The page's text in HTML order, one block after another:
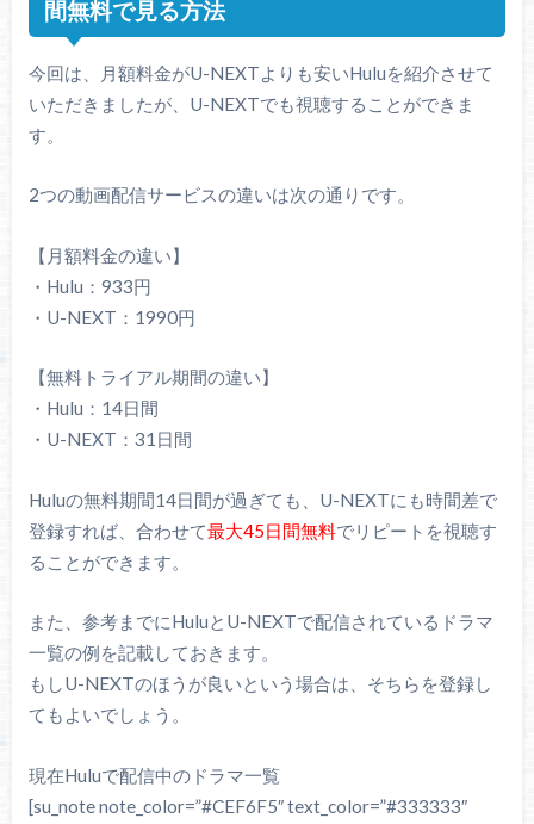
間無料で見る方法
今回は、月額料金がU-NEXTよりも安いHuluを紹介させて
いただきましたが、U-NEXTでも視聴することができま
す。
2つの動画配信サービスの違いは次の通りです。
【月額料金の違い】
・Hulu：933円
・U-NEXT：1990円
【無料トライアル期間の違い】
・Hulu：14日間
・U-NEXT：31日間
Huluの無料期間14日間が過ぎても、U-NEXTにも時間差で
登録すれば、合わせて最大45日間無料でリピートを視聴す
ることができます。
また、参考までにHuluとU-NEXTで配信されているドラマ
一覧の例を記載しておきます。
もしU-NEXTのほうが良いという場合は、そちらを登録し
てもよいでしょう。
現在Huluで配信中のドラマ一覧
[su_note note_color=”#CEF6F5″ text_color=”#333333″